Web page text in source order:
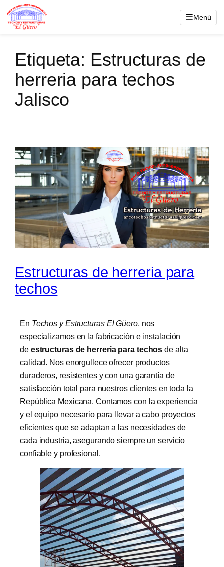
Saltar
☰Menú
Etiqueta: Estructuras de
herreria para techos
Jalisco
Estructuras de herreria para
techos
En Techos y Estructuras El Güero, nos
especializamos en la fabricación e instalación
de estructuras de herreria para techos de alta
calidad. Nos enorgullece ofrecer productos
duraderos, resistentes y con una garantía de
satisfacción total para nuestros clientes en toda la
República Mexicana. Contamos con la experiencia
y el equipo necesario para llevar a cabo proyectos
eficientes que se adaptan a las necesidades de
cada industria, asegurando siempre un servicio
confiable y profesional.